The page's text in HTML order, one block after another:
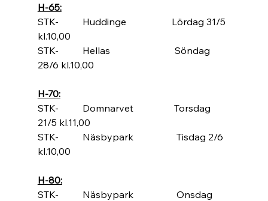
H-65:
STK-          Huddinge                   Lördag 31/5
kl.10,00
STK-          Hellas                           Söndag
28/6 kl.10,00
H-70:
STK-          Domnarvet                 Torsdag
21/5 kl.11,00
STK-          Näsbypark                  Tisdag 2/6
kl.10,00
H-80:
STK-          Näsbypark                  Onsdag